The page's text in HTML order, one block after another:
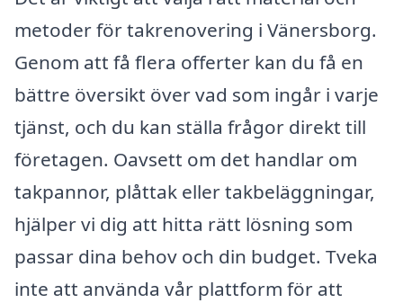
metoder för takrenovering i Vänersborg.
Genom att få flera offerter kan du få en
bättre översikt över vad som ingår i varje
tjänst, och du kan ställa frågor direkt till
företagen. Oavsett om det handlar om
takpannor, plåttak eller takbeläggningar,
hjälper vi dig att hitta rätt lösning som
passar dina behov och din budget. Tveka
inte att använda vår plattform för att